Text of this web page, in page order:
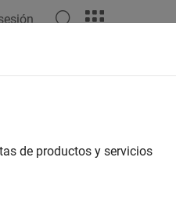
para ajustar los
herramienta de diseño de
de productos y servicios